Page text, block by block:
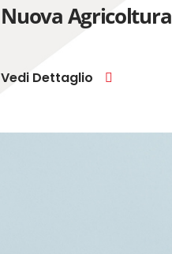
Vedi Dettaglio
Nuova Agricoltura